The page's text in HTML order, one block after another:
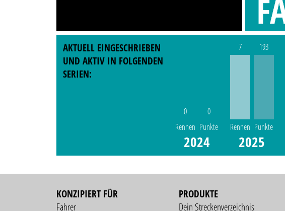
AKTUELL EINGESCHRIEBEN
UND AKTIV IN FOLGENDEN
SERIEN:
0
Rennen
0
Punkte
2024
7
Rennen
193
Punkte
2025
KONZIPIERT FÜR
Fahrer
PRODUKTE
Dein Streckenverzeichnis